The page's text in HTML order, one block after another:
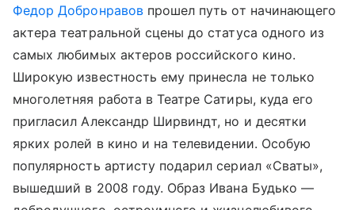
Федор Добронравовпрошел путь от начинающего
актера театральной сцены до статуса одного из
самых любимых актеров российского кино.
Широкую известность ему принесла не только
многолетняя работа в Театре Сатиры, куда его
пригласил Александр Ширвиндт, но и десятки
ярких ролей в кино и на телевидении. Особую
популярность артисту подарил сериал «Сваты»,
вышедший в 2008 году. Образ Ивана Будько —